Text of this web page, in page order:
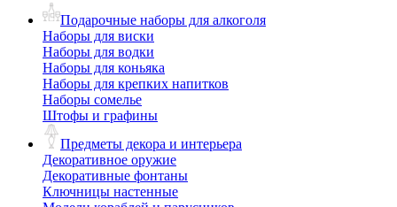
Подарочные наборы для алкоголя
Наборы для виски
Наборы для водки
Наборы для коньяка
Наборы для крепких напитков
Наборы сомелье
Штофы и графины
Предметы декора и интерьера
Декоративное оружие
Декоративные фонтаны
Ключницы настенные